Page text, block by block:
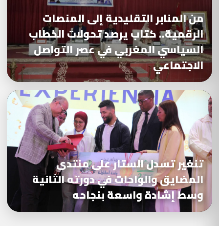
من المنابر التقليدية إلى المنصات
الرقمية.. كتاب يرصد تحولات الخطاب
السياسي المغربي في عصر التواصل
الاجتماعي
تنغير تسدل الستار على منتدى
المضايق والواحات في دورته الثانية
وسط إشادة واسعة بنجاحه